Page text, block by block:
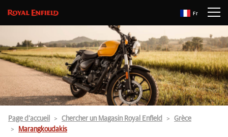
Fr
Page d’accueil Chercher un Magasin Royal Enfield
Grèce
Marangkoudakis